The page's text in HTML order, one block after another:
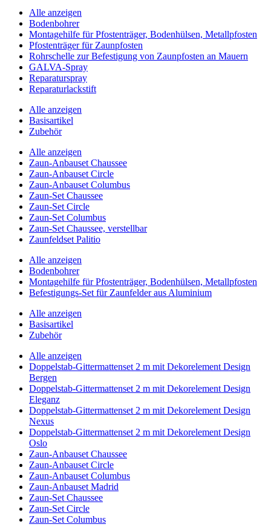
Alle anzeigen
Bodenbohrer
Montagehilfe für Pfostenträger, Bodenhülsen, Metallpfosten
Pfostenträger für Zaunpfosten
Rohrschelle zur Befestigung von Zaunpfosten an Mauern
GALVA-Spray
Reparaturspray
Reparaturlackstift
Alle anzeigen
Basisartikel
Zubehör
Alle anzeigen
Zaun-Anbauset Chaussee
Zaun-Anbauset Circle
Zaun-Anbauset Columbus
Zaun-Set Chaussee
Zaun-Set Circle
Zaun-Set Columbus
Zaun-Set Chaussee, verstellbar
Zaunfeldset Palitio
Alle anzeigen
Bodenbohrer
Montagehilfe für Pfostenträger, Bodenhülsen, Metallpfosten
Befestigungs-Set für Zaunfelder aus Aluminium
Alle anzeigen
Basisartikel
Zubehör
Alle anzeigen
Doppelstab-Gittermattenset 2 m mit Dekorelement Design
Bergen
Doppelstab-Gittermattenset 2 m mit Dekorelement Design
Eleganz
Doppelstab-Gittermattenset 2 m mit Dekorelement Design
Nexus
Doppelstab-Gittermattenset 2 m mit Dekorelement Design
Oslo
Zaun-Anbauset Chaussee
Zaun-Anbauset Circle
Zaun-Anbauset Columbus
Zaun-Anbauset Madrid
Zaun-Set Chaussee
Zaun-Set Circle
Zaun-Set Columbus